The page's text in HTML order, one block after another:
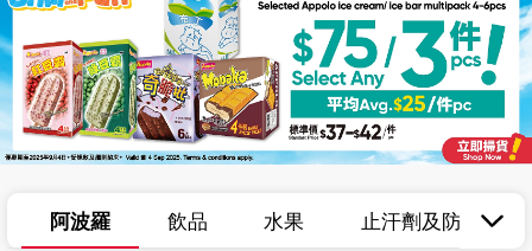
阿波羅 飲品 水果 止汗劑及防曬